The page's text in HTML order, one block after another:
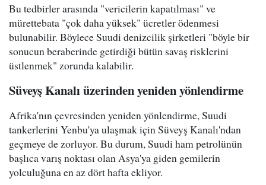
Bu tedbirler arasında "vericilerin kapatılması" ve
mürettebata "çok daha yüksek" ücretler ödenmesi
bulunabilir. Böylece Suudi denizcilik şirketleri "böyle bir
sonucun beraberinde getirdiği bütün savaş risklerini
üstlenmek" zorunda kalabilir.
Süveyş Kanalı üzerinden yeniden yönlendirme
Afrika'nın çevresinden yeniden yönlendirme, Suudi
tankerlerini Yenbu'ya ulaşmak için Süveyş Kanalı'ndan
geçmeye de zorluyor. Bu durum, Suudi ham petrolünün
başlıca varış noktası olan Asya'ya giden gemilerin
yolculuğuna en az dört hafta ekliyor.